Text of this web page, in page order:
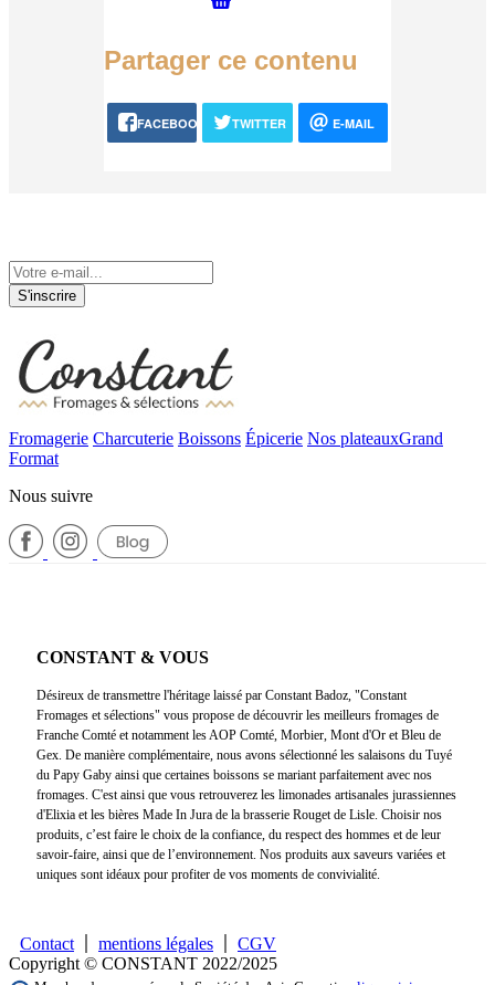
Partager ce contenu
FACEBOOK TWITTER E-MAIL
S'inscrire
Fromagerie Charcuterie Boissons Épicerie Nos plateauxGrand
Format
Nous suivre
CONSTANT & VOUS
Désireux de transmettre l'héritage laissé par Constant Badoz, "Constant
Fromages et sélections" vous propose de découvrir les meilleurs fromages de
Franche Comté et notamment les AOP Comté, Morbier, Mont d'Or et Bleu de
Gex. De manière complémentaire, nous avons sélectionné les salaisons du Tuyé
du Papy Gaby ainsi que certaines boissons se mariant parfaitement avec nos
fromages. C'est ainsi que vous retrouverez les limonades artisanales jurassiennes
d'Elixia et les bières Made In Jura de la brasserie Rouget de Lisle. Choisir nos
produits, c’est faire le choix de la confiance, du respect des hommes et de leur
savoir-faire, ainsi que de l’environnement. Nos produits aux saveurs variées et
uniques sont idéaux pour profiter de vos moments de convivialité.
Contact mentions légales
CGV
Copyright © CONSTANT 2022/2025